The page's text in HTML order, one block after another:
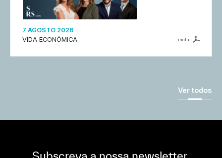
7 AGOSTO 2026
VIDA ECONÓMICA
inclui
Ver todos